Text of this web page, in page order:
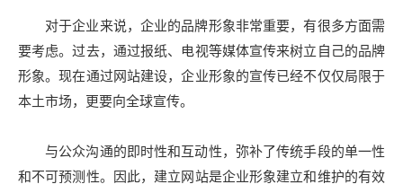
关于我们
联系我们
对于企业来说，企业的品牌形象非常重要，有很多方面需
要考虑。过去，通过报纸、电视等媒体宣传来树立自己的品牌
形象。现在通过网站建设，企业形象的宣传已经不仅仅局限于
本土市场，更要向全球宣传。
与公众沟通的即时性和互动性，弥补了传统手段的单一性
和不可预测性。因此，建立网站是企业形象建立和维护的有效